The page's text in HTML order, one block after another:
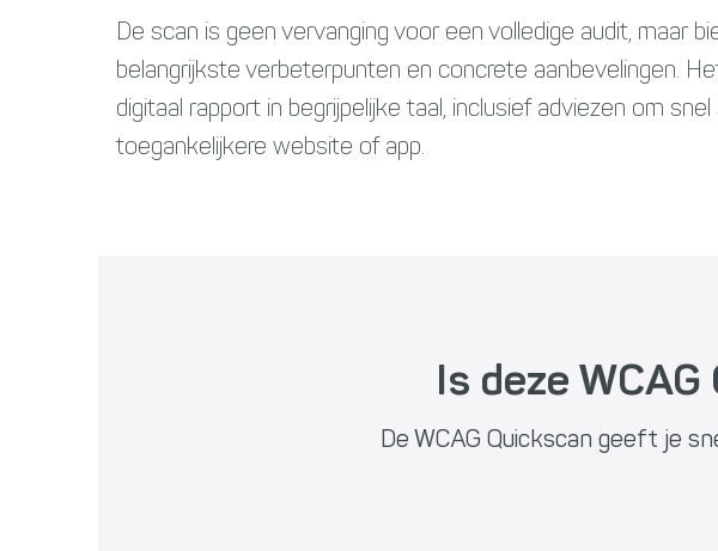
De scan is geen vervanging voor een volledige audit, maar
belangrijkste verbeterpunten en concrete aanbevelingen.
digitaal rapport in begrijpelijke taal, inclusief adviezen om
toegankelijkere website of app.
Is deze
De WCAG Quickscan geeft je